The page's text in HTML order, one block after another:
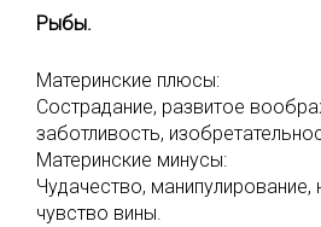
Рыбы.
Материнские плюсы:
Сострадание, развитое
заботливость,
Материнские минусы:
Чудачество, манипулирование,
чувство вины.